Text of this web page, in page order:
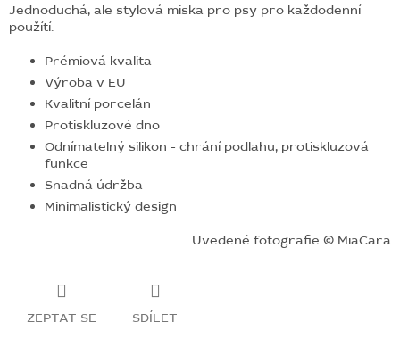
Jednoduchá, ale stylová miska pro psy pro každodenní
použítí.
Prémiová kvalita
Výroba v EU
Kvalitní porcelán
Protiskluzové dno
Odnímatelný silikon - chrání podlahu, protiskluzová
funkce
Snadná údržba
Minimalistický design
Uvedené fotografie © MiaCara
ZEPTAT SE SDÍLET